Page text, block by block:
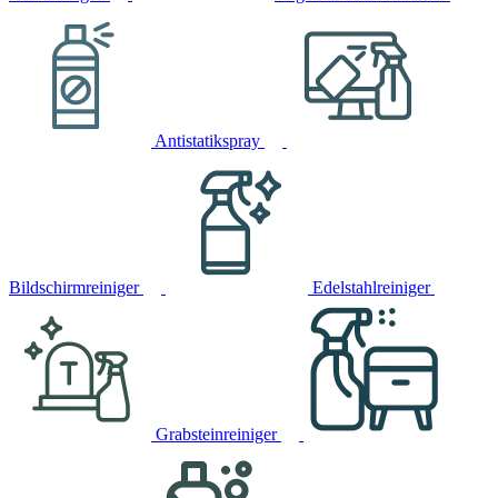
Antistatikspray
Bildschirmreiniger Edelstahlreiniger
Grabsteinreiniger